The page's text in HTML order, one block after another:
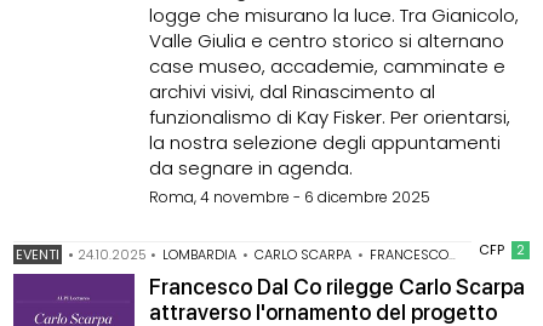
logge che misurano la luce. Tra Gianicolo,
Valle Giulia e centro storico si alternano
case museo, accademie, camminate e
archivi visivi, dal Rinascimento al
funzionalismo di Kay Fisker. Per orientarsi,
la nostra selezione degli appuntamenti
da segnare in agenda.
Roma, 4 novembre - 6 dicembre 2025
CFP 2
EVENTI • 24.10.2025 • LOMBARDIA • CARLO SCARPA • FRANCESCO DAL CO
Francesco Dal Co rilegge Carlo Scarpa
attraverso l'ornamento del progetto